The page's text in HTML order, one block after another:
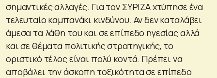
σημαντικές αλλαγές. Για τον ΣΥΡΙΖΑ χτύπησε ένα
τελευταίο καμπανάκι κινδύνου. Αν δεν καταλάβει
άμεσα τα λάθη του και σε επίπεδο ηγεσίας αλλά
και σε θέματα πολιτικής στρατηγικής, το
οριστικό τέλος είναι πολύ κοντά. Πρέπει να
αποβάλει την άσκοπη τοξικότητα σε επίπεδο